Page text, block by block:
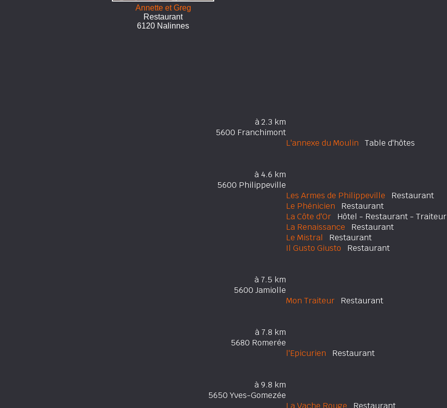
Annette et Greg
Restaurant
6120 Nalinnes
à 2.3 km
5600 Franchimont
L'annexe du Moulin Table d'hôtes
à 4.6 km
5600 Philippeville
Les Armes de Philippeville Restaurant
Le Phénicien Restaurant
La Côte d'Or Hôtel - Restaurant - Traiteur
La Renaissance Restaurant
Le Mistral Restaurant
Il Gusto Giusto Restaurant
à 7.5 km
5600 Jamiolle
Mon Traiteur Restaurant
à 7.8 km
5680 Romerée
l'Epicurien Restaurant
à 9.8 km
5650 Yves-Gomezée
La Vache Rouge Restaurant